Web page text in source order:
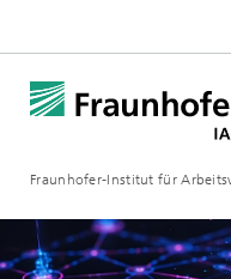
Fraunhofer-Institut für